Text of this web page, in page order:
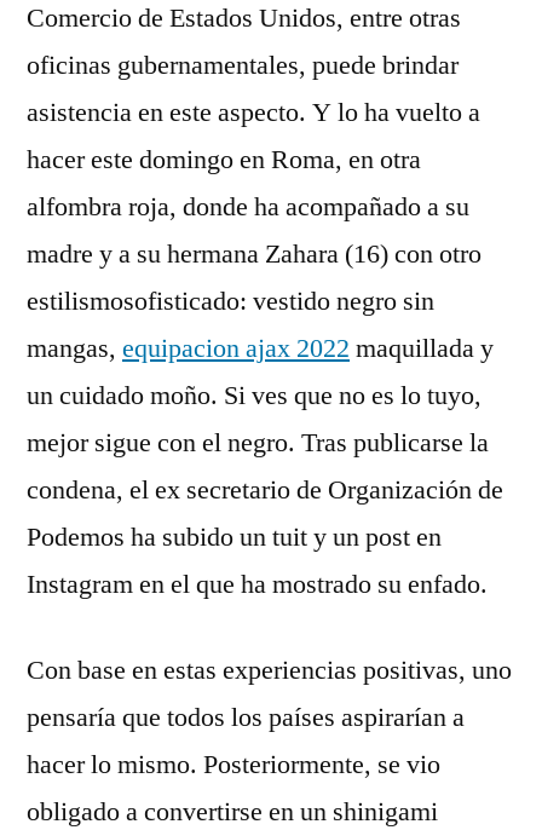
Comercio de Estados Unidos, entre otras
oficinas gubernamentales, puede brindar
asistencia en este aspecto. Y lo ha vuelto a
hacer este domingo en Roma, en otra
alfombra roja, donde ha acompañado a su
madre y a su hermana Zahara (16) con otro
estilismosofisticado: vestido negro sin
mangas, equipacion ajax 2022 maquillada y
un cuidado moño. Si ves que no es lo tuyo,
mejor sigue con el negro. Tras publicarse la
condena, el ex secretario de Organización de
Podemos ha subido un tuit y un post en
Instagram en el que ha mostrado su enfado.
Con base en estas experiencias positivas, uno
pensaría que todos los países aspirarían a
hacer lo mismo. Posteriormente, se vio
obligado a convertirse en un shinigami